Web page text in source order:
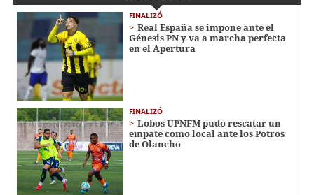
FINALIZÓ
Real España se impone ante el
Génesis PN y va a marcha perfecta
en el Apertura
FINALIZÓ
Lobos UPNFM pudo rescatar un
empate como local ante los Potros
de Olancho